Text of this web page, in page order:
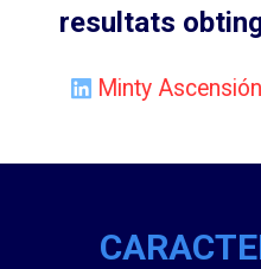
resultats
Minty